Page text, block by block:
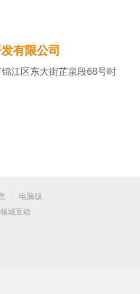
有限公司
锦江区东大街芷泉段68号时
电脑版
城互动